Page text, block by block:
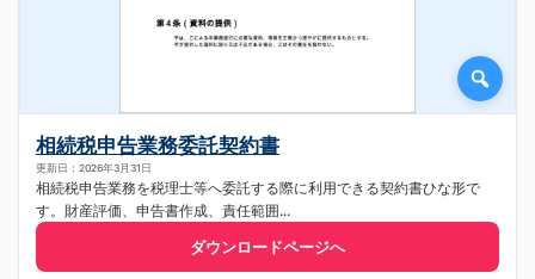
相続税申告業務委託契約書
更新日：2026年3月31日
相続税申告業務を税理士等へ委託する際に利用できる契約書ひな形で
す。財産評価、申告書作成、責任範囲...
ダウンロードページへ